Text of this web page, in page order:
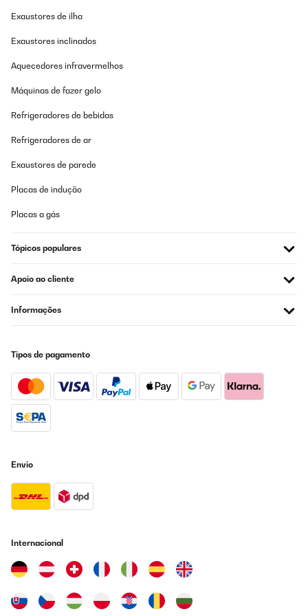
Alles super
Amazon-Benutzer
Traduzir
Funktionieren (jedenfalls beim Test), lassen sich Dank der
Batterien bleibt abzuwarten. Vorerst klare Kaufempfehlung.
Amazon-Benutzer
12/07/2025
gekauften Rauchmeldern ab. Alle, die ich hier gekauft habe, sind
bedenkenlos kaufen. Von uns gibt es eine klare Kaufempfehlung.
Amazon-Benutzer
Traduzir
Amazon-Benutzer
Rauchmelder
Exaustores de ilha
Exaustores inclinados
Aquecedores infravermelhos
Máquinas de fazer gelo
Refrigeradores de bebidas
Refrigeradores de ar
Exaustores de parede
Placas de indução
Placas a gás
Tópicos populares
Apoio ao cliente
Informações
Tipos de pagamento
Envio
Internacional